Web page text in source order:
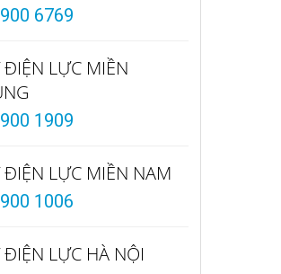
6769
ĐIỆN LỰC MIỀN
1909
ĐIỆN LỰC MIỀN NAM
1006
ĐIỆN LỰC HÀ NỘI